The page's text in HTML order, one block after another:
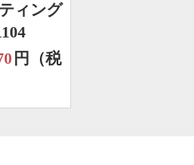
ィング
円（税